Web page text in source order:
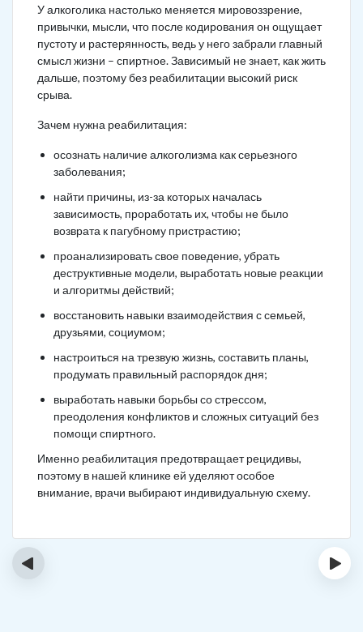
У алкоголика настолько меняется мировоззрение,
привычки, мысли, что после кодирования он ощущает
пустоту и растерянность, ведь у него забрали главный
смысл жизни – спиртное. Зависимый не знает, как жить
дальше, поэтому без реабилитации высокий риск
срыва.
Зачем нужна реабилитация:
осознать наличие алкоголизма как серьезного
заболевания;
найти причины, из-за которых началась
зависимость, проработать их, чтобы не было
возврата к пагубному пристрастию;
проанализировать свое поведение, убрать
деструктивные модели, выработать новые реакции
и алгоритмы действий;
восстановить навыки взаимодействия с семьей,
друзьями, социумом;
настроиться на трезвую жизнь, составить планы,
продумать правильный распорядок дня;
выработать навыки борьбы со стрессом,
преодоления конфликтов и сложных ситуаций без
помощи спиртного.
Именно реабилитация предотвращает рецидивы,
поэтому в нашей клинике ей уделяют особое
внимание, врачи выбирают индивидуальную схему.
‹ ›